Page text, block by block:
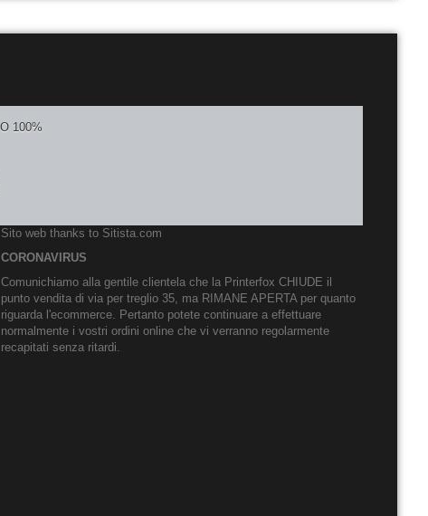
Sito web thanks to Sitista.com
CORONAVIRUS
Comunichiamo alla gentile clientela che la Printerfox CHIUDE il
punto vendita di via per treglio 35, ma RIMANE APERTA per quanto
riguarda l'ecommerce. Pertanto potete continuare a effettuare
normalmente i vostri ordini online che vi verranno regolarmente
recapitati senza ritardi.